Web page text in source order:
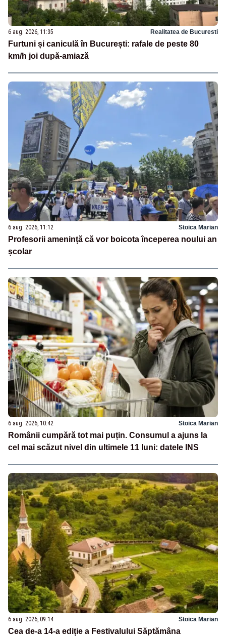
6 aug. 2026, 11:35 Realitatea de Bucuresti
Furtuni și caniculă în București: rafale de peste 80
km/h joi după-amiază
6 aug. 2026, 11:12 Stoica Marian
Profesorii amenință că vor boicota începerea noului an
școlar
6 aug. 2026, 10:42 Stoica Marian
Românii cumpără tot mai puțin. Consumul a ajuns la
cel mai scăzut nivel din ultimele 11 luni: datele INS
6 aug. 2026, 09:14 Stoica Marian
Cea de-a 14-a ediție a Festivalului Săptămâna